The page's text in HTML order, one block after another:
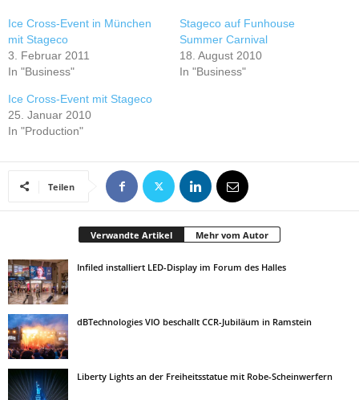
Ice Cross-Event in München
mit Stageco
3. Februar 2011
In "Business"
Stageco auf Funhouse
Summer Carnival
18. August 2010
In "Business"
Ice Cross-Event mit Stageco
25. Januar 2010
In "Production"
Teilen
Verwandte Artikel Mehr vom Autor
Infiled installiert LED-Display im Forum des Halles
dBTechnologies VIO beschallt CCR-Jubiläum in Ramstein
Liberty Lights an der Freiheitsstatue mit Robe-Scheinwerfern